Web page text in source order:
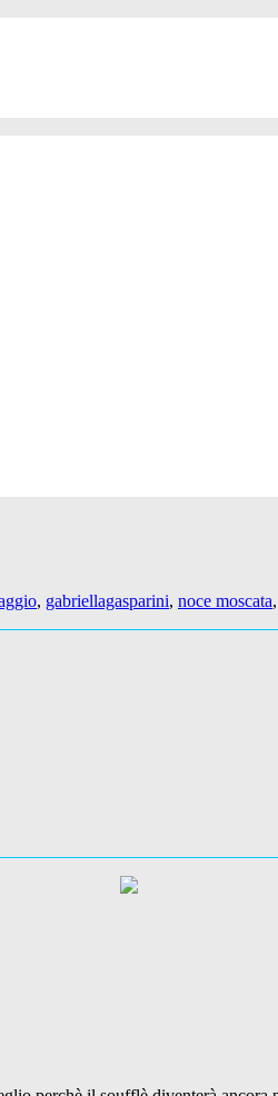
, gabriellagasparini, noce moscata,